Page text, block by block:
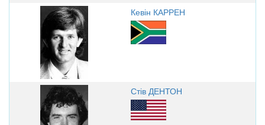
Кевін КАРРЕН
Стів ДЕНТОН